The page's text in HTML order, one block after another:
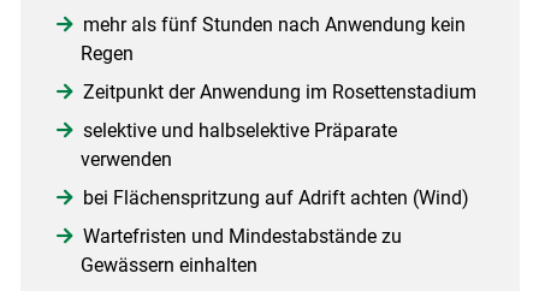
mehr als fünf Stunden nach Anwendung kein
Regen
Zeitpunkt der Anwendung im Rosettenstadium
selektive und halbselektive Präparate
verwenden
bei Flächenspritzung auf Adrift achten (Wind)
Wartefristen und Mindestabstände zu
Gewässern einhalten